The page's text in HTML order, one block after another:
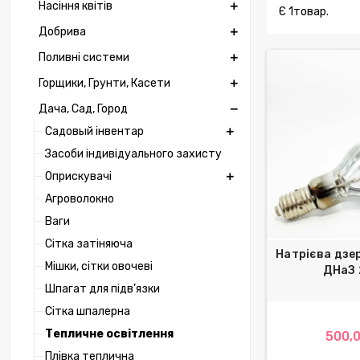
Насіння квітів
Добрива
Поливні системи
Горщики, Грунти, Касети
Дача, Сад, Город
Садовый інвентар
Засоби індивідуального захисту
Оприскувачі
Агроволокно
Ваги
Сітка затіняюча
Мішки, сітки овочеві
Шпагат для підв’язки
Сітка шпалерна
Тепличне освітлення
Плівка теплична
Є 1товар.
Натрієва
ДНаЗ